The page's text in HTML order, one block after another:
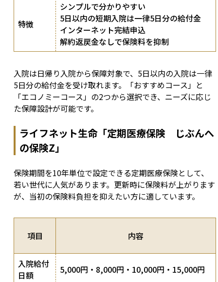
特徴
シンプルで分かりやすい
5日以内の短期入院は一律5日分の給付金
インターネット完結申込
解約返戻金なしで保険料を抑制
入院は日帰り入院から保障対象で、5日以内の入院は一律
5日分の給付金を受け取れます。「おすすめコース」と
「エコノミーコース」の2つから選択でき、ニーズに応じ
た保障設計が可能です。
ライフネット生命「定期医療保険 じぶんへ
の保険Z」
保険期間を10年単位で設定できる定期医療保険として、
若い世代に人気があります。更新時に保険料が上がります
が、当初の保険料負担を抑えたい方に適しています。
項目 内容
入院給付
日額
5,000円・8,000円・10,000円・15,000円